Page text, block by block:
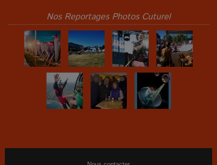
Nos Reportages Photos Cuturel